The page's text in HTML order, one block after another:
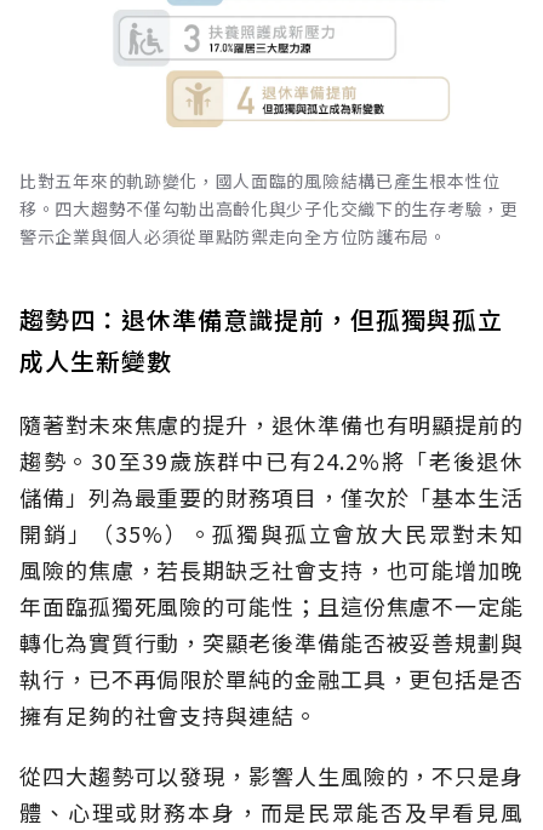
比對五年來的軌跡變化，國人面臨的風險結構已產生根本性位
移。四大趨勢不僅勾勒出高齡化與少子化交織下的生存考驗，更
警示企業與個人必須從單點防禦走向全方位防護布局。
趨勢四：退休準備意識提前，但孤獨與孤立
成人生新變數
隨著對未來焦慮的提升，退休準備也有明顯提前的
趨勢。30至39歲族群中已有24.2%將「老後退休
儲備」列為最重要的財務項目，僅次於「基本生活
開銷」（35%）。孤獨與孤立會放大民眾對未知
風險的焦慮，若長期缺乏社會支持，也可能增加晚
年面臨孤獨死風險的可能性；且這份焦慮不一定能
轉化為實質行動，突顯老後準備能否被妥善規劃與
執行，已不再侷限於單純的金融工具，更包括是否
擁有足夠的社會支持與連結。
從四大趨勢可以發現，影響人生風險的，不只是身
體、心理或財務本身，而是民眾能否及早看見風